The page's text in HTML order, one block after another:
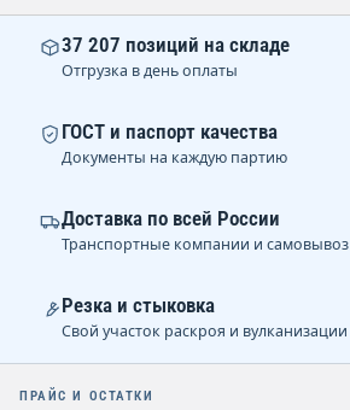
37 207 позиций на складе
Отгрузка в день оплаты
ГОСТ и паспорт качества
Документы на каждую партию
Доставка по всей России
Транспортные компании и самовывоз
Резка и стыковка
Свой участок раскроя и вулканизации
ПРАЙС И ОСТАТКИ